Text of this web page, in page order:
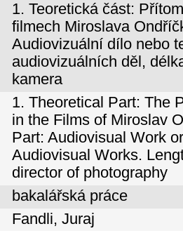
1. Teoretická část:
filmech Miroslava
Audiovizuální dílo nebo
audiovizuálních děl,
kamera
1. Theoretical Part: The
in the Films of Miroslav
Part: Audiovisual Work
Audiovisual Works.
director of photography
bakalářská práce
Fandli, Juraj